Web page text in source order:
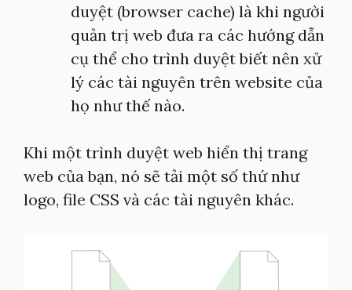
duyệt (browser cache) là khi người
quản trị web đưa ra các hướng dẫn
cụ thể cho trình duyệt biết nên xử
lý các tài nguyên trên website của
họ như thế nào.
Khi một trình duyệt web hiển thị trang
web của bạn, nó sẽ tải một số thứ như
logo, file CSS và các tài nguyên khác.